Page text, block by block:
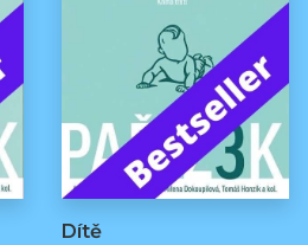
Dítě